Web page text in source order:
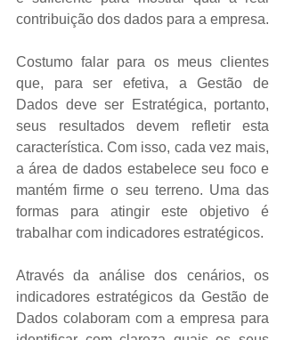
Costumo falar para os meus clientes
que, para ser efetiva, a Gestão de
Dados deve ser Estratégica, portanto,
seus resultados devem refletir esta
característica. Com isso, cada vez mais,
a área de dados estabelece seu foco e
mantém firme o seu terreno. Uma das
formas para atingir este objetivo é
trabalhar com indicadores estratégicos.
Através da análise dos cenários, os
indicadores estratégicos da Gestão de
Dados colaboram com a empresa para